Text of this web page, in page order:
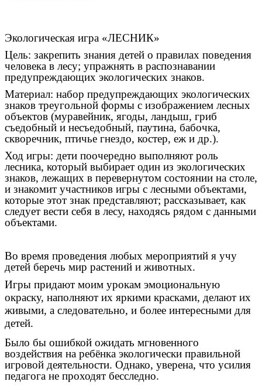
Экологическая игра «ЛЕСНИК»
Цель: закрепить знания детей о правилах поведения
человека в лесу; упражнять в распознавании
предупреждающих экологических знаков.
Материал: набор предупреждающих экологических
знаков треугольной формы с изображением лесных
объектов (муравейник, ягоды, ландыш, гриб
съедобный и несъедобный, паутина, бабочка,
скворечник, птичье гнездо, костер, еж и др.).
Ход игры: дети поочередно выполняют роль
лесника, который выбирает один из экологических
знаков, лежащих в перевернутом состоянии на столе,
и знакомит участников игры с лесными объектами,
которые этот знак представляют; рассказывает, как
следует вести себя в лесу, находясь рядом с данными
объектами.
Во время проведения любых мероприятий я учу
детей беречь мир растений и животных.
Игры придают моим урокам эмоциональную
окраску, наполняют их яркими красками, делают их
живыми, а следовательно, и более интересными для
детей.
Было бы ошибкой ожидать мгновенного
воздействия на ребёнка экологически правильной
игровой деятельности. Однако, уверена, что усилия
педагога не проходят бесследно.